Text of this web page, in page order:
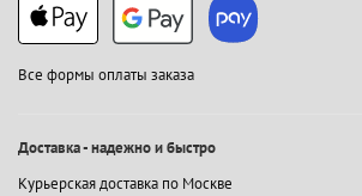
Все формы оплаты заказа
Доставка - надежно и быстро
Курьерская доставка по Москве